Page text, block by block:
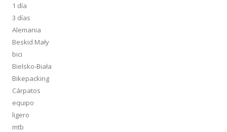
1 día
3 días
Alemania
Beskid Mały
bici
Bielsko-Biała
Bikepacking
Cárpatos
equipo
ligero
mtb